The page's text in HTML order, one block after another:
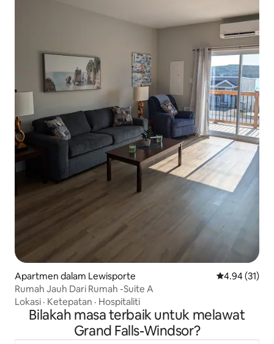
Apartmen dalam Lewisporte Penarafan
4.94 (31)
Rumah Jauh Dari Rumah -Suite A
Lokasi · Ketepatan · Hospitaliti
Bilakah masa terbaik untuk melawat
Grand Falls-Windsor?